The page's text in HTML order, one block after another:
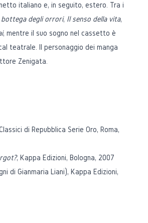
italiano e, in seguito, estero. Tra i
bottega degli orrori, Il senso della vita,
, mentre il suo sogno nel cassetto è
teatrale. Il personaggio dei manga
Zenigata.
di Repubblica Serie Oro, Roma,
, Kappa Edizioni, Bologna, 2007
di Gianmaria Liani), Kappa Edizioni,